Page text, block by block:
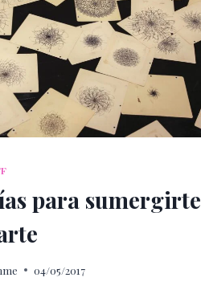
para sumergirte
04/05/2017